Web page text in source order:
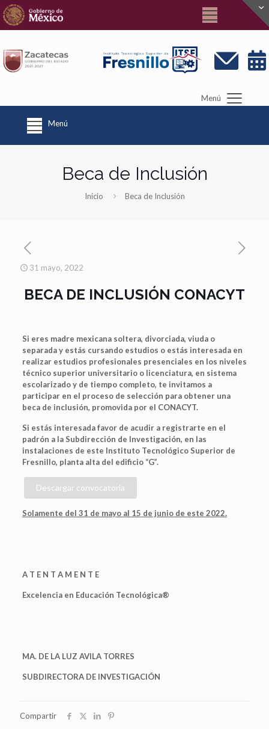
Menú
Menú
Beca de Inclusión
Inicio Beca de Inclusión
31 mayo, 2022
BECA DE INCLUSIÓN CONACYT
Si eres madre mexicana soltera, divorciada, viuda o
separada y estás cursando estudios o estás interesada en
realizar estudios profesionales presenciales en los niveles
técnico superior universitario o licenciatura, en sistema
escolarizado y de tiempo completo, te invitamos a
participar en el proceso de selección para obtener una
beca de inclusión, promovida por el CONACYT.
Si estás interesada favor de acudir a registrarte en el
padrón a la Subdirección de Investigación, en las
instalaciones de este Instituto Tecnológico Superior de
Fresnillo, planta alta del edificio “G”.
Descargar convocatoria
Solamente del 31 de mayo al 15 de junio de este 2022.
A T E N T A M E N T E
Excelencia en Educación Tecnológica®
MA. DE LA LUZ AVILA TORRES
SUBDIRECTORA DE INVESTIGACIÓN
Compartir